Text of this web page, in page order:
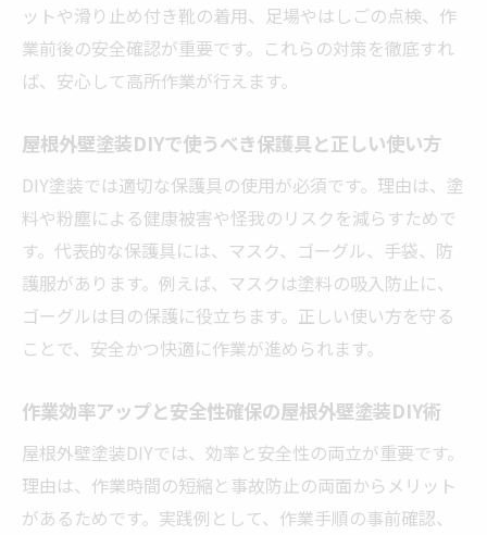
ットや滑り止め付き靴の着用、足場やはしごの点検、作
業前後の安全確認が重要です。これらの対策を徹底すれ
ば、安心して高所作業が行えます。
屋根外壁塗装DIYで使うべき保護具と正しい使い方
DIY塗装では適切な保護具の使用が必須です。理由は、塗
料や粉塵による健康被害や怪我のリスクを減らすためで
す。代表的な保護具には、マスク、ゴーグル、手袋、防
護服があります。例えば、マスクは塗料の吸入防止に、
ゴーグルは目の保護に役立ちます。正しい使い方を守る
ことで、安全かつ快適に作業が進められます。
作業効率アップと安全性確保の屋根外壁塗装DIY術
屋根外壁塗装DIYでは、効率と安全性の両立が重要です。
理由は、作業時間の短縮と事故防止の両面からメリット
があるためです。実践例として、作業手順の事前確認、